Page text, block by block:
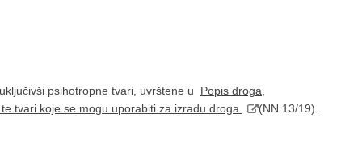
psihotropne tvari, uvrštene u Popis droga,
tvari koje se mogu uporabiti za izradu droga
(NN 13/19).